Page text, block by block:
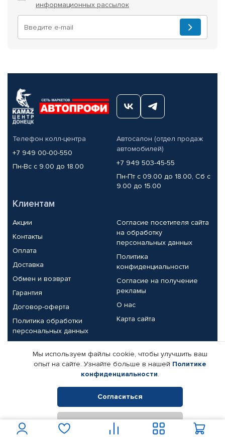
информационных рассылок
Телефон колл-центра
+7 949 00-00-550
Пн-Вс с 9.00 до 18.00
Автосалон (отдел продаж
автомобилей)
+7 949 503-45-55
Пн-Пт с 09.00 до 18.00, Сб с
9.00 до 15.00
Клиентам
Акции
Контакты
Оплата
Доставка
Обмен и возврат
Гарантия
Договор-оферта
Политика обработки
персональных данных
Согласие посетителя сайта
на обработку
персональных данных
Политика
конфиденциальности
Согласие на получение
рекламы
О нас
Карта сайта
Партнерам
Корпоративным клиентам
Поставщикам
Реквизиты компании
© КАМАЗ ЦЕНТР ДОНЕЦК, 2015-2026. Все права защищены.
Интернет-магазин автомобильных товаров Автопрофи.
Мы используем файлы cookie, чтобы улучшить ваш
опыт на сайте. Узнайте больше в нашей Политике
конфиденциальности.
Согласиться
Отклонить